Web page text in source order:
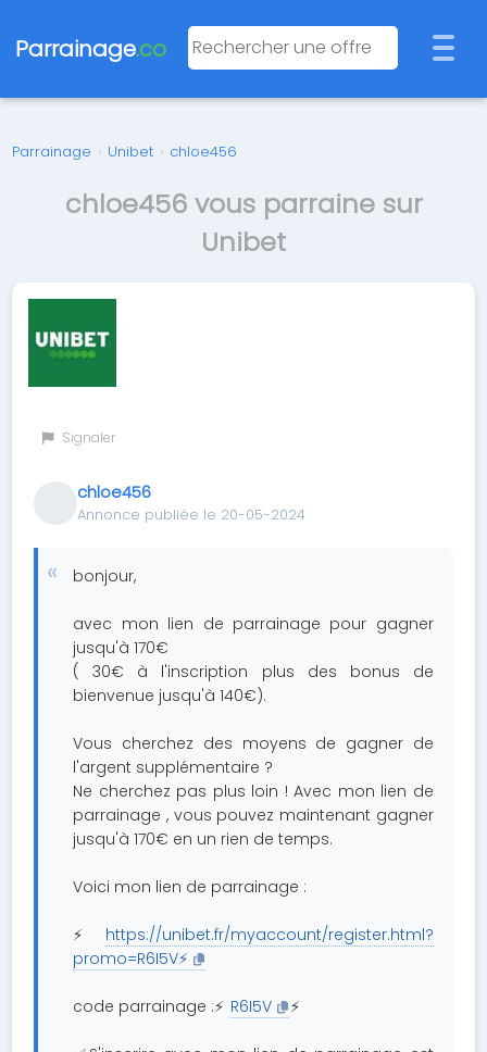
Parrainage.co
Parrainage › Unibet › chloe456
chloe456 vous parraine sur
Unibet
Signaler
chloe456
Annonce publiée le 20-05-2024
bonjour,
avec mon lien de parrainage pour gagner
jusqu'à 170€
( 30€ à l'inscription plus des bonus de
bienvenue jusqu'à 140€).
Vous cherchez des moyens de gagner de
l'argent supplémentaire ?
Ne cherchez pas plus loin ! Avec mon lien de
parrainage , vous pouvez maintenant gagner
jusqu'à 170€ en un rien de temps.
Voici mon lien de parrainage :
⚡
https://unibet.fr/myaccount/register.html?
promo=R6I5V⚡
code parrainage :⚡ R6I5V ⚡